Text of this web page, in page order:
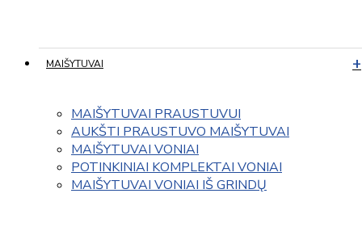
MAIŠYTUVAI
MAIŠYTUVAI PRAUSTUVUI
AUKŠTI PRAUSTUVO MAIŠYTUVAI
MAIŠYTUVAI VONIAI
POTINKINIAI KOMPLEKTAI VONIAI
MAIŠYTUVAI VONIAI IŠ GRINDŲ